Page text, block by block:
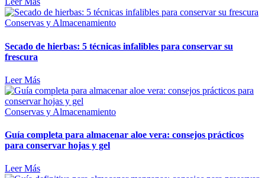
Conservas y Almacenamiento
Secado de hierbas: 5 técnicas infalibles para conservar su
frescura
Leer Más
Conservas y Almacenamiento
Guía completa para almacenar aloe vera: consejos prácticos
para conservar hojas y gel
Leer Más